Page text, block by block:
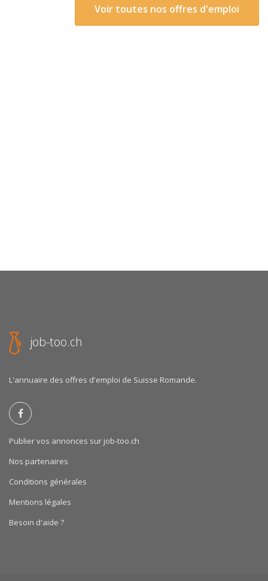
Voir toutes nos offres d'emploi
job-too.ch
L'annuaire des offres d'emploi de Suisse Romande.
Publier vos annonces sur job-too.ch
Nos partenaires
Conditions générales
Mentions légales
Besoin d'aide ?